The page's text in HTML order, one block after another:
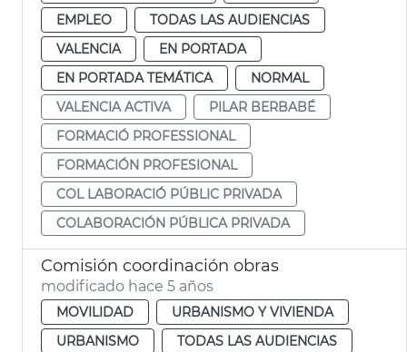
EMPLEO
TODAS LAS AUDIENCIAS
VALENCIA
EN PORTADA
EN PORTADA TEMÁTICA
NORMAL
VALENCIA ACTIVA
PILAR BERBABÉ
FORMACIÓ PROFESSIONAL
FORMACIÓN PROFESIONAL
COL LABORACIÓ PÚBLIC PRIVADA
COLABORACIÓN PÚBLICA PRIVADA
Comisión coordinación obras
modificado hace 5 años
MOVILIDAD
URBANISMO Y VIVIENDA
URBANISMO
TODAS LAS AUDIENCIAS